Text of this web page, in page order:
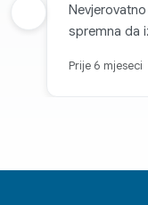
spremna da
Prije 6 mjeseci
Prethodna recenzija